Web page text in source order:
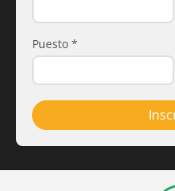
Puesto *